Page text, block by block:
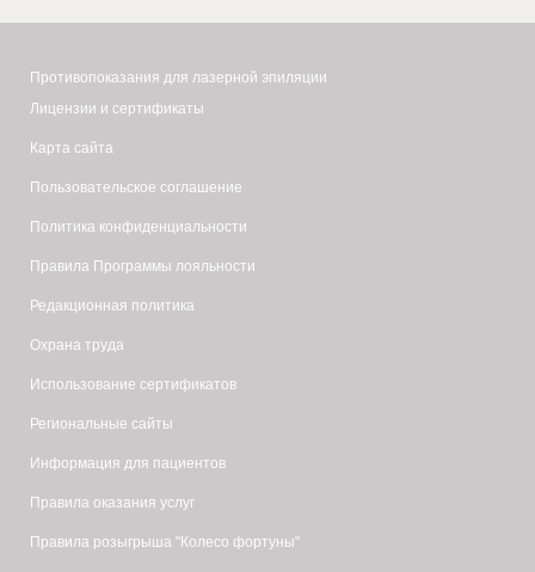
Противопоказания для лазерной эпиляции
Лицензии и сертификаты
Карта сайта
Пользовательское соглашение
Политика конфиденциальности
Правила Программы лояльности
Редакционная политика
Охрана труда
Использование сертификатов
Региональные сайты
Информация для пациентов
Правила оказания услуг
Правила розыгрыша "Колесо фортуны"